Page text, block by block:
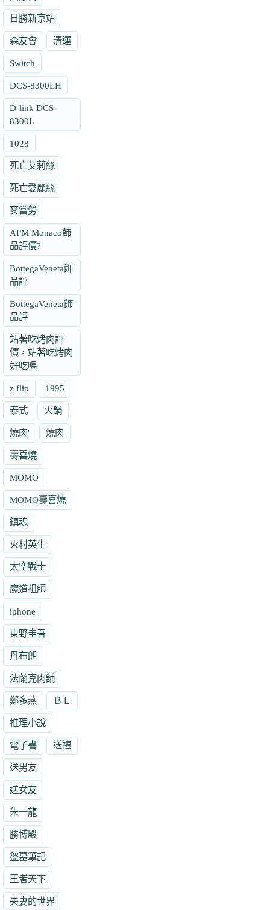
日勝新京站
森友會 清運
Switch
DCS-8300LH
D-link DCS-
8300L
1028
死亡艾莉絲
死亡愛麗絲
麥當勞
APM Monaco飾
品評價?
BottegaVeneta飾
品評
BottegaVeneta飾
品評
站著吃烤肉評
價，站著吃烤肉
好吃嗎
z flip 1995
泰式 火鍋
燒肉' 燒肉
壽喜燒
MOMO
MOMO壽喜燒
鎮魂
火村英生
太空戰士
魔道祖師
iphone
東野圭吾
丹布朗
法蘭克肉舖
鄭多燕 ＢＬ
推理小說
電子書 送禮
送男友
送女友
朱一龍
勝博殿
盜墓筆記
王者天下
夫妻的世界